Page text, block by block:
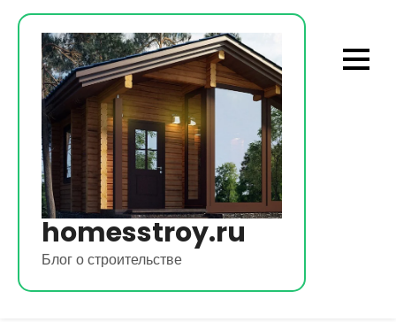
Перейти
содержимому
homesstroy.ru
Блог о строительстве